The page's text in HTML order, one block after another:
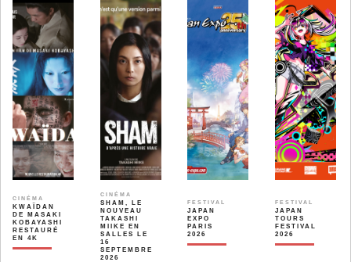
CINÉMA
KWAÏDAN
DE MASAKI
KOBAYASHI
RESTAURÉ
EN 4K
CINÉMA
SHAM, LE
NOUVEAU
TAKASHI
MIIKE EN
SALLES LE
16
SEPTEMBRE
2026
FESTIVAL
JAPAN
EXPO
PARIS
2026
FESTIVAL
JAPAN
TOURS
FESTIVAL
2026